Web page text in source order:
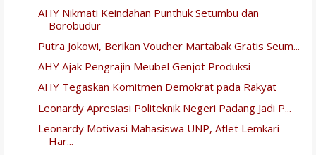
AHY Nikmati Keindahan Punthuk Setumbu dan
Borobudur
Putra Jokowi, Berikan Voucher Martabak Gratis Seum...
AHY Ajak Pengrajin Meubel Genjot Produksi
AHY Tegaskan Komitmen Demokrat pada Rakyat
Leonardy Apresiasi Politeknik Negeri Padang Jadi P...
Leonardy Motivasi Mahasiswa UNP, Atlet Lemkari
Har...